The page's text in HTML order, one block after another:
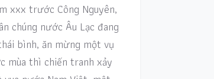
xxx trước Công Nguyên,
chúng nước Âu Lạc đang
bình, ăn mừng một vụ
mùa thì chiến tranh xảy